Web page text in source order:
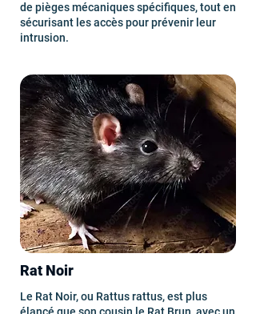
de pièges mécaniques spécifiques, tout en
sécurisant les accès pour prévenir leur
intrusion.
Rat Noir
Le Rat Noir, ou Rattus rattus, est plus